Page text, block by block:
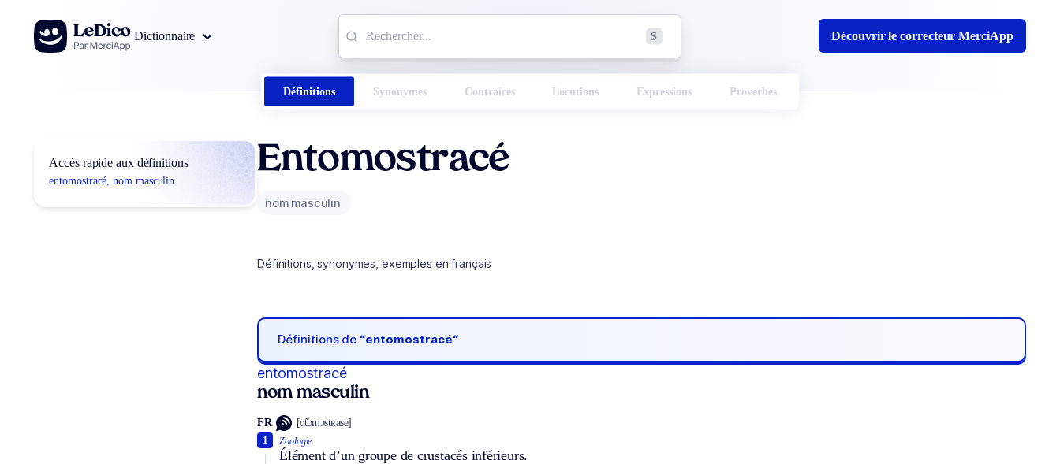
Aller au contenu
Dictionnaire
S Découvrir le correcteur MerciApp
Définitions Synonymes Contraires Locutions Expressions Proverbes
Accès rapide aux définitions
entomostracé, nom masculin
Entomostracé
nom masculin
Définitions, synonymes, exemples en français
Définitions de “entomostracé“
entomostracé
nom masculin
FR [ɑ̃tɔmɔstʀase]
Zoologie.
Élément d’un groupe de crustacés inférieurs.
1